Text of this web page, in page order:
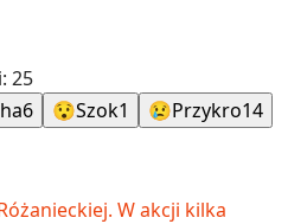
25
6 😯Szok1 😢Przykro14